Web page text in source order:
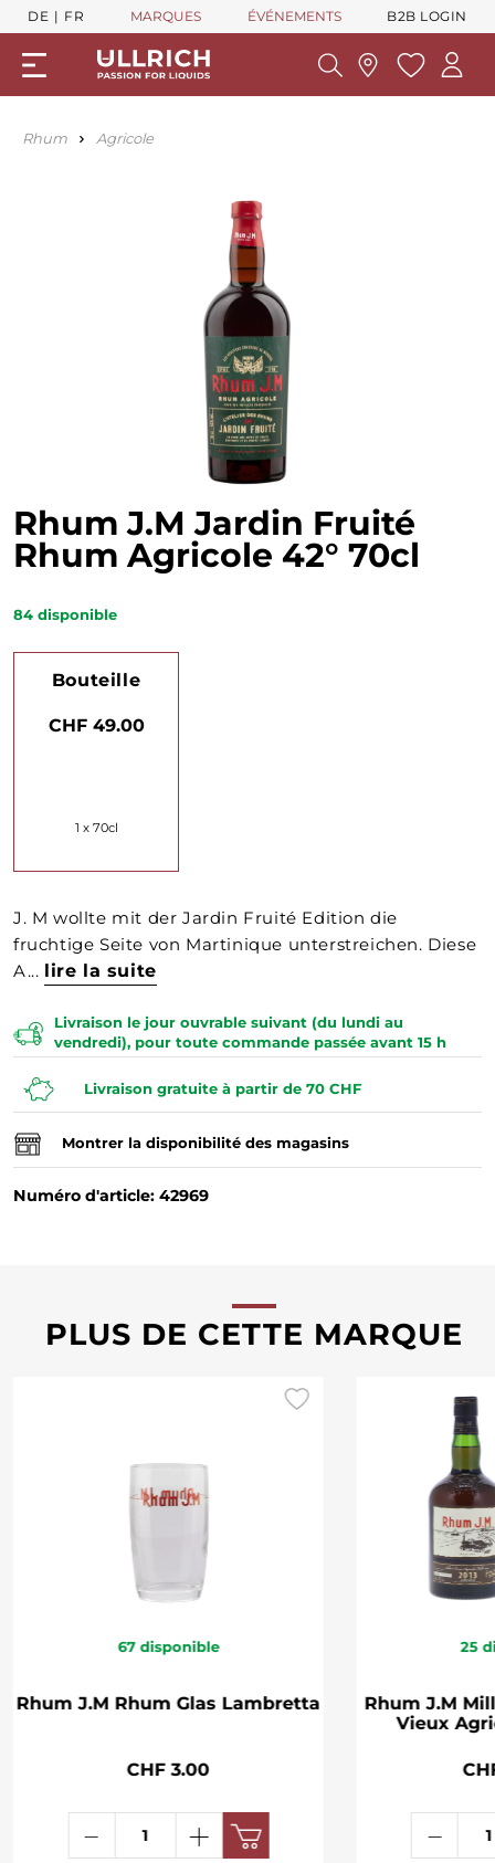
DE FR MARQUES ÉVÉNEMENTS B2B LOGIN
Rhum Agricole
Rhum J.M Jardin Fruité
Rhum Agricole 42° 70cl
84 disponible
Bouteille
CHF 49.00
1 x 70cl
J. M wollte mit der Jardin Fruité Edition die
fruchtige Seite von Martinique unterstreichen. Diese
A... lire la suite
Livraison le jour ouvrable suivant (du lundi au
vendredi), pour toute commande passée avant 15 h
Livraison gratuite à partir de 70 CHF
Montrer la disponibilité des magasins
Numéro d'article: 42969
PLUS DE CETTE MARQUE
67 disponible
Rhum J.M Rhum Glas Lambretta
CHF 3.00
25
Rhum J.M
Vieux